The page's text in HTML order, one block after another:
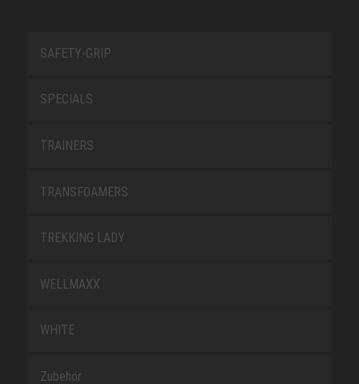
SAFETY-GRIP
SPECIALS
TRAINERS
TRANSFOAMERS
TREKKING LADY
WELLMAXX
WHITE
Zubehör